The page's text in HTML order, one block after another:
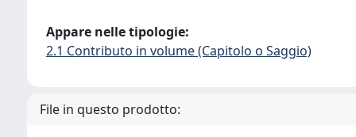
Appare nelle tipologie:
2.1 Contributo in volume (Capitolo o Saggio)
File in questo prodotto: